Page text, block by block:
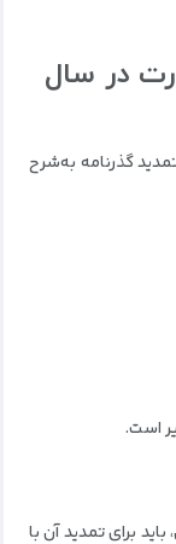
در سال
گذرنامه به‌شرح
است.
برای تمدید آن با